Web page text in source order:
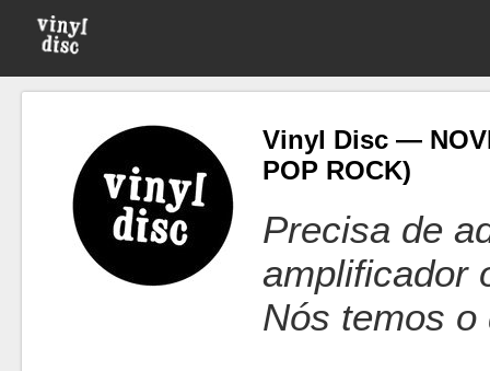
Vinyl Disc —
POP ROCK)
Precisa de
amplificador
Nós temos o